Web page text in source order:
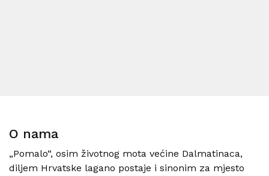
O nama
„Pomalo“, osim životnog mota većine Dalmatinaca,
diljem Hrvatske lagano postaje i sinonim za mjesto